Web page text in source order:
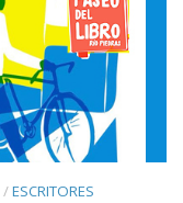
/ESCRITORES